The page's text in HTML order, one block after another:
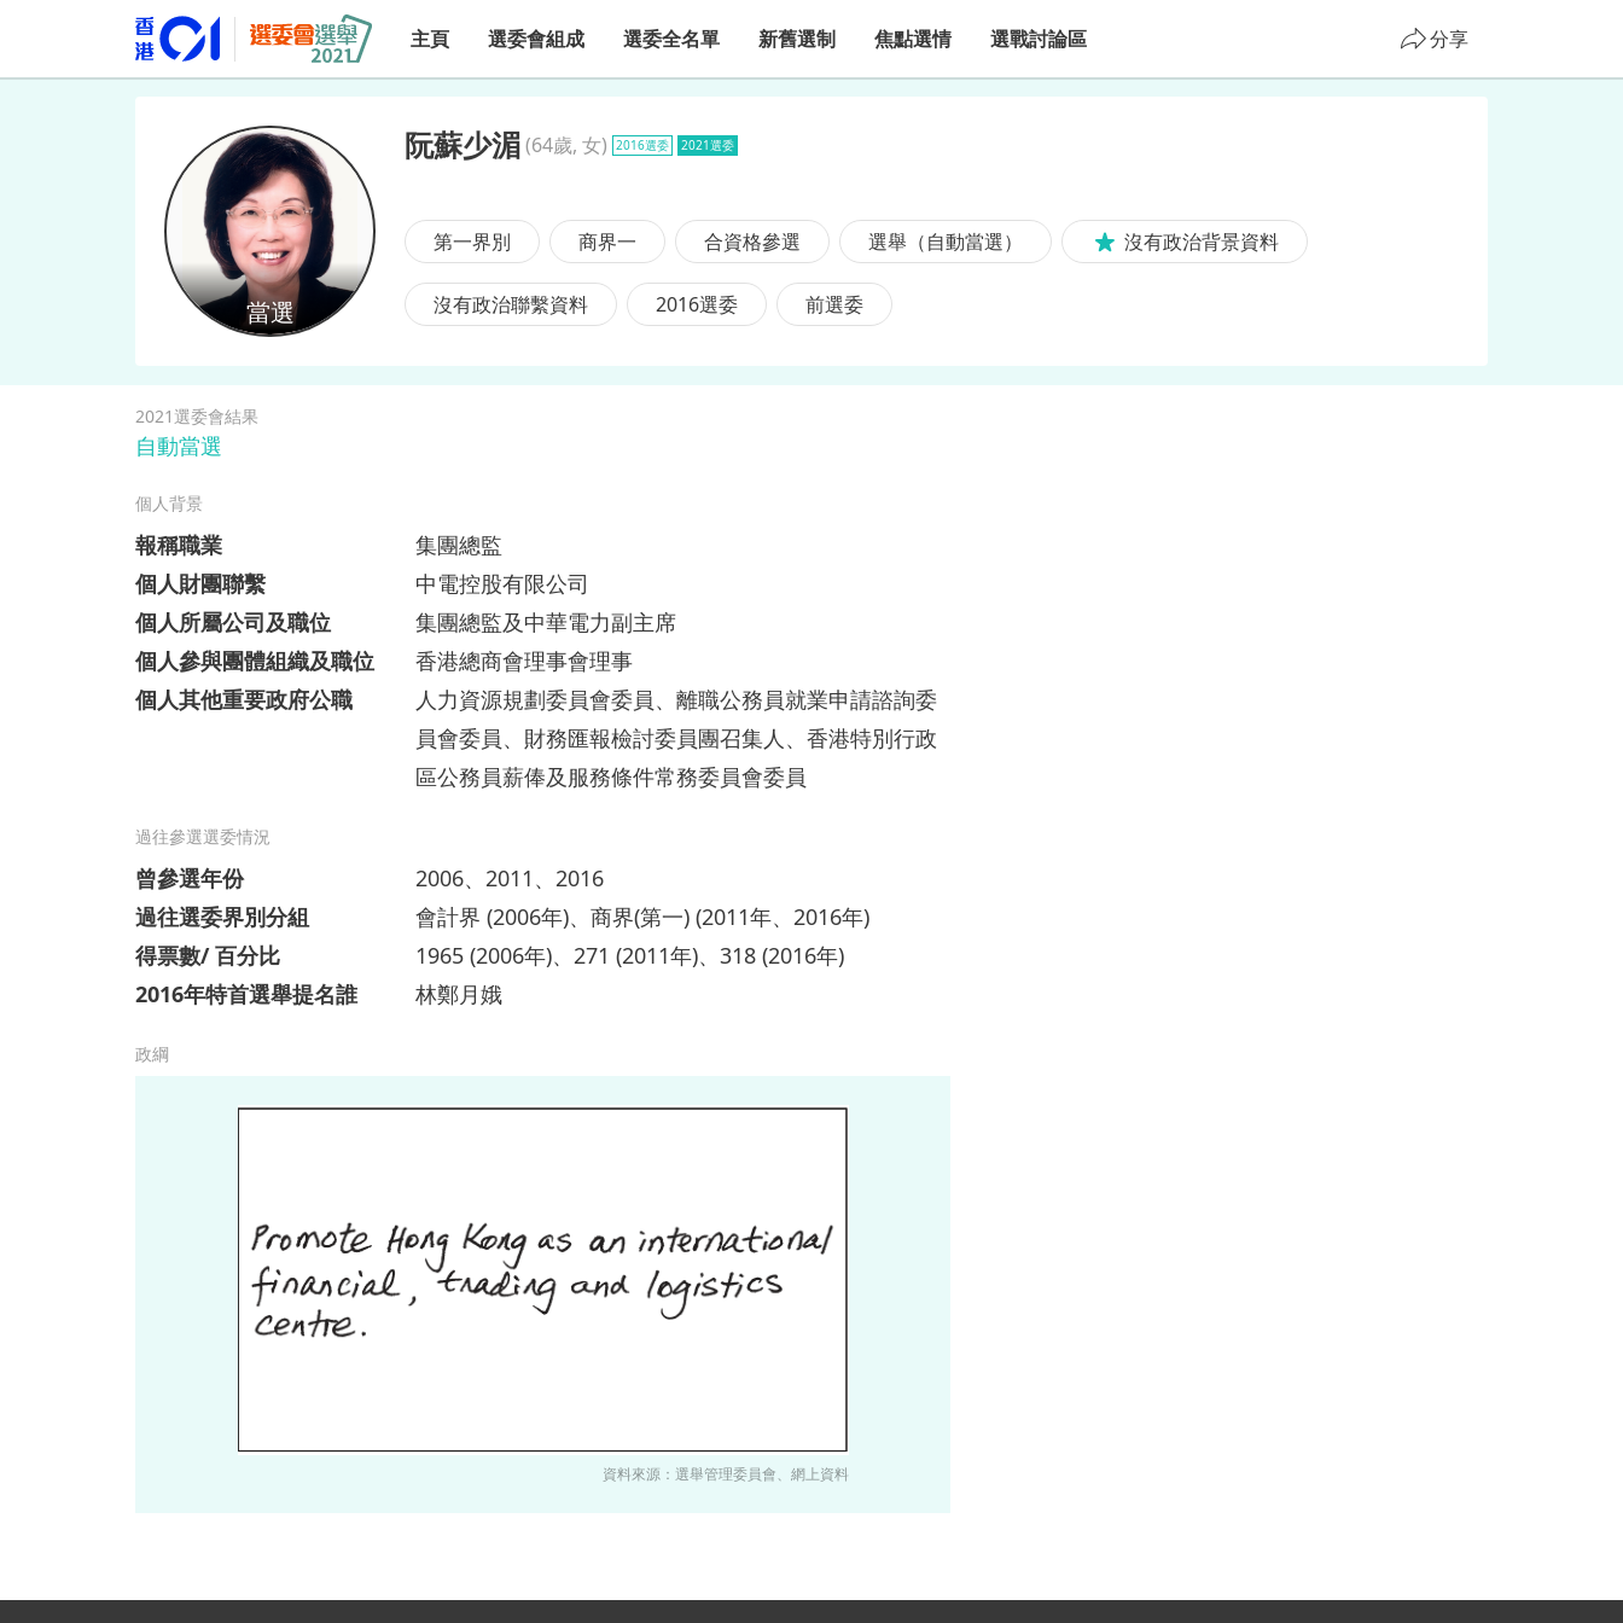
主頁 選委會組成 選委全名單 新舊選制 焦點選情 選戰討論區 分享
阮蘇少湄
阮蘇少湄(64歲, 女) 2016選委 2021選委
第一界別 商界一 合資格參選 選舉（自動當選） 沒有政治背景資料
沒有政治聯繫資料 2016選委 前選委
2021選委會結果
自動當選
個人背景
報稱職業
集團總監
個人財團聯繫
中電控股有限公司
個人所屬公司及職位
集團總監及中華電力副主席
個人參與團體組織及職位
香港總商會理事會理事
個人其他重要政府公職
人力資源規劃委員會委員、離職公務員就業申請諮詢委
員會委員、財務匯報檢討委員團召集人、香港特別行政
區公務員薪俸及服務條件常務委員會委員
過往參選選委情況
曾參選年份
2006、2011、2016
過往選委界別分組
會計界 (2006年)、商界(第一) (2011年、2016年)
得票數/ 百分比
1965 (2006年)、271 (2011年)、318 (2016年)
2016年特首選舉提名誰
林鄭月娥
政綱
資料來源：選舉管理委員會、網上資料